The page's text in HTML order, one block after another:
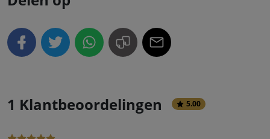
1 Klantbeoordelingen 5.00